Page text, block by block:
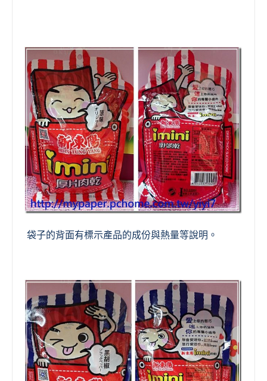
袋子的背面有標示產品的成份與熱量等說明 。